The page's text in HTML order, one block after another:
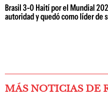
Brasil 3-0 Haití por el Mundial
autoridad y quedó como líder de
MÁS NOTICIAS DE